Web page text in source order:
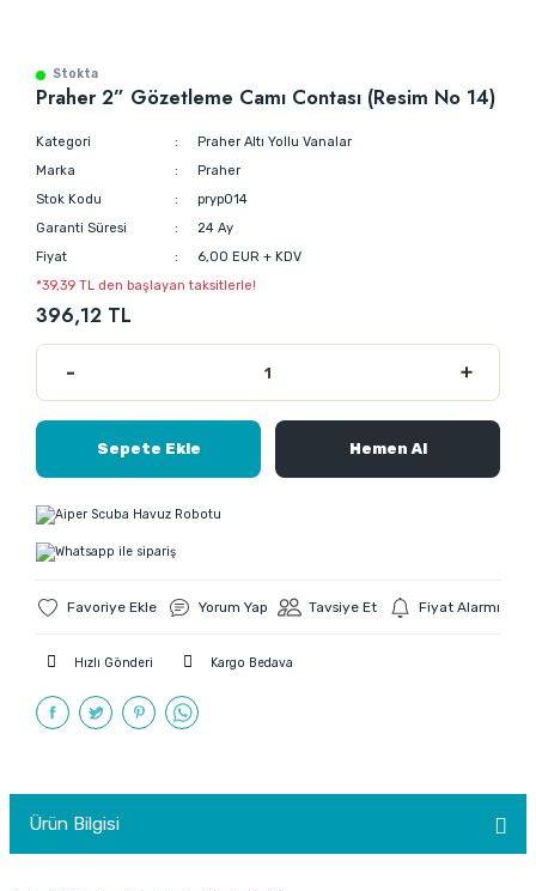
Stokta
Praher 2” Gözetleme Camı Contası (Resim No 14)
Kategori
Praher Altı Yollu Vanalar
Marka
Praher
Stok Kodu
pryp014
Garanti Süresi
24 Ay
Fiyat
6,00 EUR + KDV
*39,39 TL den başlayan taksitlerle!
396,12 TL
Sepete Ekle Hemen Al
Yorum Yap Tavsiye Et Fiyat Alarmı
Hızlı Gönderi Kargo Bedava
Ürün Bilgisi